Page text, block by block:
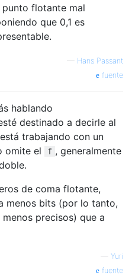
flotante mal
que 0,1 es
— Hans Passant
fuente
hablando
destinado a decirle al
trabajando con un
omite el
f , generalmente
de coma flotante,
menos bits (por lo tanto,
precisos) que a
— Yuri
fuente